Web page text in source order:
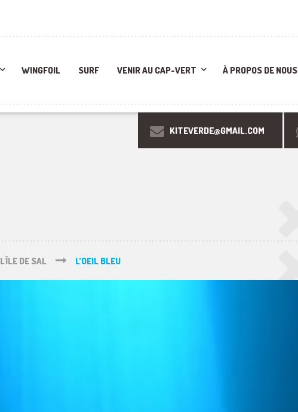
WINGFOIL SURF VENIR AU CAP-VERT À PROPOS DE NOUS
KITEVERDE@GMAIL.COM
L'ÎLE DE SAL L’OEIL BLEU